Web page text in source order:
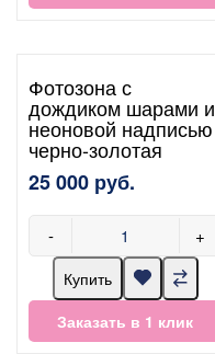
Фотозона с
дождиком шарами и
неоновой надписью
черно-золотая
25 000 руб.
- +
Купить
Заказать в 1 клик